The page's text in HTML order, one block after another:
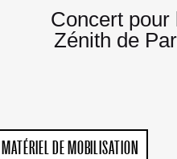
Concert pour
Zénith de
MATÉRIEL DE MOBILISATION